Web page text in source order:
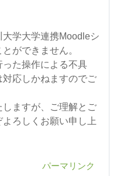
学大学連携Moodleシ
ができません。
た操作による不具
応しかねますのでご
しますが、ご理解とご
ろしくお願い申し上
パーマリンク